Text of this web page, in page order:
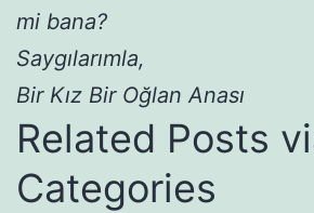
mi bana?
Saygılarımla,
Bir Kız Bir Oğlan Anası
Related Posts
Categories